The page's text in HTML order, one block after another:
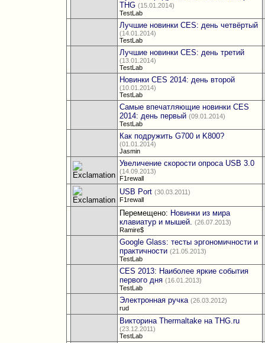
THG (15.01.2014)
TestLab
Лучшие новинки CES: день четвёртый
(14.01.2014)
TestLab
Лучшие новинки CES: день третий
(13.01.2014)
TestLab
Новинки CES 2014: день второй
(10.01.2014)
TestLab
Самые впечатляющие новинки CES
2014: день первый (09.01.2014)
TestLab
Как подружить G700 и K800?
(01.01.2014)
Jasmin
Увеличение скорости опроса USB 3.0
(14.09.2013)
F1rewall
USB Port (30.03.2011)
F1rewall
Перемещено: Новинки из мира
клавиатур и мышей. (26.07.2013)
Ramire$
Google Glass: тесты эргономичности и
практичности (21.05.2013)
TestLab
CES 2013: Наиболее яркие события
первого дня (16.01.2013)
TestLab
Электронная ручка (26.03.2012)
rud
Викторина Thermaltake на THG.ru
(23.12.2011)
TestLab